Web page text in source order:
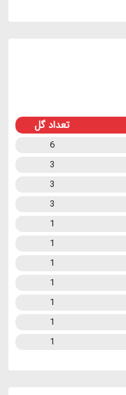
تعداد گل
6
3
3
3
1
1
1
1
1
1
1